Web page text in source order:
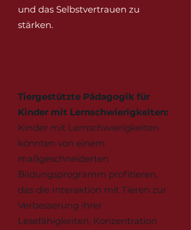
und das Selbstvertrauen zu
stärken.
Tiergestützte Pädagogik für
Kinder mit Lernschwierigkeiten:
Kinder mit Lernschwierigkeiten
könnten von einem
maßgeschneiderten
Bildungsprogramm profitieren,
das die Interaktion mit Tieren zur
Verbesserung ihrer
Lesefähigkeiten, Konzentration